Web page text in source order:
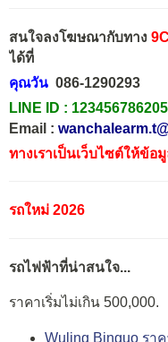
สนใจลงโฆษณากับทาง
ได้ที่
คุณวัน 086-1290293
LINE ID : 123456786205
Email :
ทางเราเป็นเว็บไซต์ให้ข้อ
รถใหม่ 2026
รถไฟฟ้าที่น่าสนใจ...
ราคาเริ่มไม่เกิน 500,000.
Wuling Binguo รา